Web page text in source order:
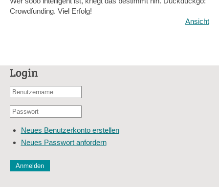
Crowdfunding. Viel Erfolg!
Ansicht
Login
Benutzername
E-
Adresse
Passwort
Neues Benutzerkonto erstellen
Neues Passwort anfordern
Diese Sicherheitsfrage überprüft, ob Sie ein menschlicher